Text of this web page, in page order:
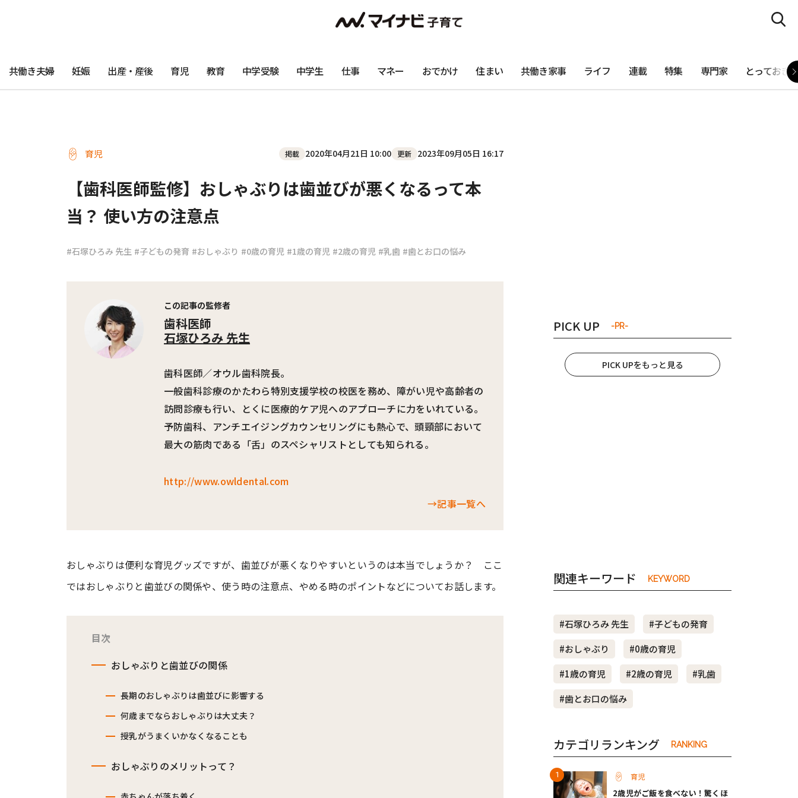
#コミックエッセイ
#渡邊大地の令和的ワーパパ道
共働き夫婦 妊娠 出産・産後 育児 教育 中学受験 中学生 仕事 マネー おでかけ 住まい 共働き家事 ライフ 連載 特集 専門家 とっておき
育児 掲載 2020年04月21日 10:00 更新 2023年09月05日 16:17
【歯科医師監修】おしゃぶりは歯並びが悪くなるって本
当？ 使い方の注意点
#石塚ひろみ 先生 #子どもの発育 #おしゃぶり #0歳の育児 #1歳の育児 #2歳の育児 #乳歯 #歯とお口の悩み
この記事の監修者
歯科医師
石塚ひろみ 先生
歯科医師／オウル歯科院長。
一般歯科診療のかたわら特別支援学校の校医を務め、障がい児や高齢者の
訪問診療も行い、とくに医療的ケア児へのアプローチに力をいれている。
予防歯科、アンチエイジングカウンセリングにも熱心で、頭頸部において
最大の筋肉である「舌」のスペシャリストとしても知られる。
http://www.owldental.com
→記事一覧へ
おしゃぶりは便利な育児グッズですが、歯並びが悪くなりやすいというのは本当でしょうか？ ここ
ではおしゃぶりと歯並びの関係や、使う時の注意点、やめる時のポイントなどについてお話します。
目次
おしゃぶりと歯並びの関係
長期のおしゃぶりは歯並びに影響する
何歳までならおしゃぶりは大丈夫？
授乳がうまくいかなくなることも
おしゃぶりのメリットって？
PICK UP -PR-
PICK UPをもっと見る
関連キーワード KEYWORD
#石塚ひろみ 先生
#子どもの発育
#おしゃぶり
#0歳の育児
#1歳の育児
#2歳の育児
#乳歯
#歯とお口の悩み
カテゴリランキング RANKING
育児
2歳児がご飯を食べない！驚くほ